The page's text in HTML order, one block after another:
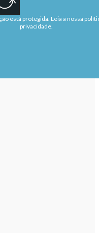
está protegida. Leia a nossa
privacidade.